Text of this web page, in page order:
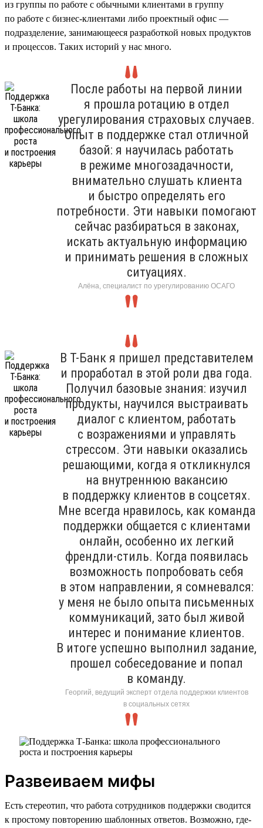
из группы по работе с обычными клиентами в группу
по работе с бизнес-клиентами либо проектный офис —
подразделение, занимающееся разработкой новых продуктов
и процессов. Таких историй у нас много.
После работы на первой линии
я прошла ротацию в отдел
урегулирования страховых случаев.
Опыт в поддержке стал отличной
базой: я научилась работать
в режиме многозадачности,
внимательно слушать клиента
и быстро определять его
потребности. Эти навыки помогают
сейчас разбираться в законах,
искать актуальную информацию
и принимать решения в сложных
ситуациях.
Алёна, специалист по урегулированию ОСАГО
В Т-Банк я пришел представителем
и проработал в этой роли два года.
Получил базовые знания: изучил
продукты, научился выстраивать
диалог с клиентом, работать
с возражениями и управлять
стрессом. Эти навыки оказались
решающими, когда я откликнулся
на внутреннюю вакансию
в поддержку клиентов в соцсетях.
Мне всегда нравилось, как команда
поддержки общается с клиентами
онлайн, особенно их легкий
френдли-стиль. Когда появилась
возможность попробовать себя
в этом направлении, я сомневался:
у меня не было опыта письменных
коммуникаций, зато был живой
интерес и понимание клиентов.
В итоге успешно выполнил задание,
прошел собеседование и попал
в команду.
Георгий, ведущий эксперт отдела поддержки клиентов
в социальных сетях
Развеиваем мифы
Есть стереотип, что работа сотрудников поддержки сводится
к простому повторению шаблонных ответов. Возможно, где-